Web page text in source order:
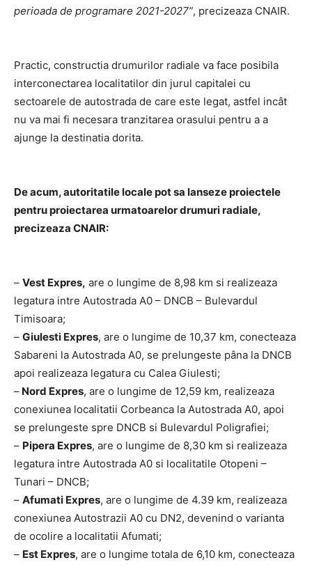
perioada de programare 2021-2027”, precizeaza CNAIR.
Practic, constructia drumurilor radiale va face posibila
interconectarea localitatilor din jurul capitalei cu
sectoarele de autostrada de care este legat, astfel incât
nu va mai fi necesara tranzitarea orasului pentru a a
ajunge la destinatia dorita.
De acum, autoritatile locale pot sa lanseze proiectele
pentru proiectarea urmatoarelor drumuri radiale,
precizeaza CNAIR:
– Vest Expres, are o lungime de 8,98 km si realizeaza
legatura intre Autostrada A0 – DNCB – Bulevardul
Timisoara;
– Giulesti Expres, are o lungime de 10,37 km, conecteaza
Sabareni la Autostrada A0, se prelungeste pâna la DNCB
apoi realizeaza legatura cu Calea Giulesti;
– Nord Expres, are o lungime de 12,59 km, realizeaza
conexiunea localitatii Corbeanca la Autostrada A0, apoi
se prelungeste spre DNCB si Bulevardul Poligrafiei;
– Pipera Expres, are o lungime de 8,30 km si realizeaza
legatura intre Autostrada A0 si localitatile Otopeni –
Tunari – DNCB;
– Afumati Expres, are o lungime de 4.39 km, realizeaza
conexiunea Autostrazii A0 cu DN2, devenind o varianta
de ocolire a localitatii Afumati;
– Est Expres, are o lungime totala de 6,10 km, conecteaza